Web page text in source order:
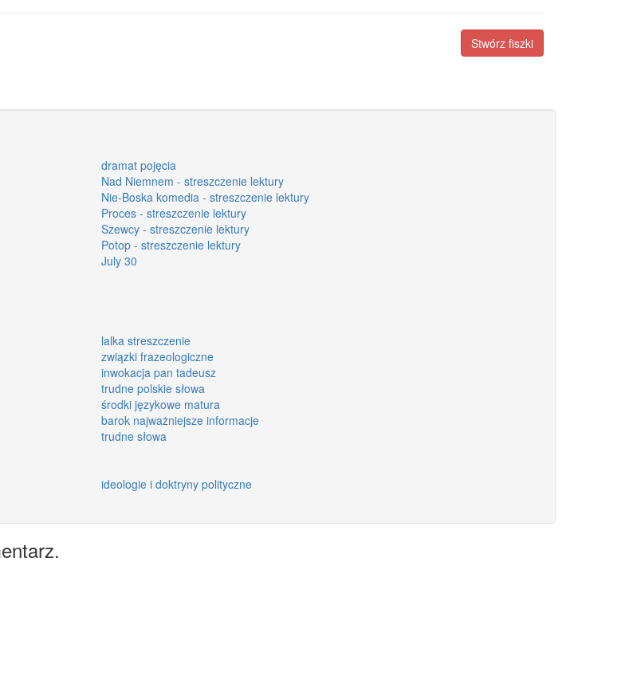
Stwórz fiszki
dramat pojęcia
Nad Niemnem - streszczenie lektury
Nie-Boska komedia - streszczenie lektury
Proces - streszczenie lektury
Szewcy - streszczenie lektury
Potop - streszczenie lektury
July 30
lalka streszczenie
związki frazeologiczne
inwokacja pan tadeusz
trudne polskie słowa
środki językowe matura
barok najważniejsze informacje
trudne słowa
ideologie i doktryny polityczne